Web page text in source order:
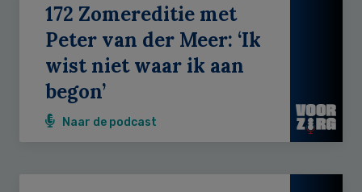
172 Zomereditie met
Peter van der Meer: ‘Ik
wist niet waar ik aan
begon’
Naar de podcast